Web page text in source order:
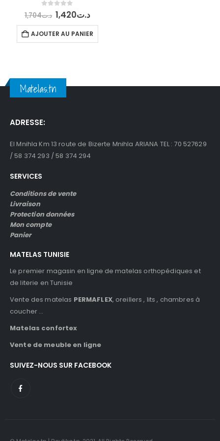
out of 5د.ت1,704 Le
prix
initial
était :
د.ت1,704.
د.ت1,420 Le
prix
actuel
est :
AJOUTER AU PANIER
Matelas.tn
ADRESSE:
El Mnihla Km 13 route de Bizerte Mnihla ARIANA TEL : 70 527629
/ 58 374 293 / 58 374 294
SERVICES
Conditions de vente
Livraison
Protection données
Mon compte
Panier
MATELAS TUNISIE
Le premier magasin en ligne de matelas orthopédiques et
de literie en Tunisie
Vente des matelas PERMAFLEX, oreillers , lits , chambres à
coucher …
Matelas confortex
Vente de meuble en ligne
SUIVEZ-NOUS SUR FACEBOOK